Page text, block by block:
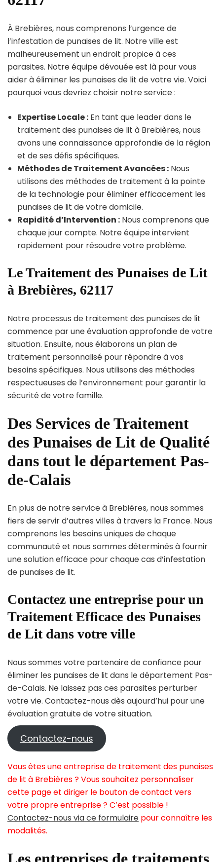
À Brebières, nous comprenons l’urgence de
l’infestation de punaises de lit. Notre ville est
malheureusement un endroit propice à ces
parasites. Notre équipe dévouée est là pour vous
aider à éliminer les punaises de lit de votre vie. Voici
pourquoi vous devriez choisir notre service :
Expertise Locale : En tant que leader dans le
traitement des punaises de lit à Brebières, nous
avons une connaissance approfondie de la région
et de ses défis spécifiques.
Méthodes de Traitement Avancées : Nous
utilisons des méthodes de traitement à la pointe
de la technologie pour éliminer efficacement les
punaises de lit de votre domicile.
Rapidité d’Intervention : Nous comprenons que
chaque jour compte. Notre équipe intervient
rapidement pour résoudre votre problème.
Le Traitement des Punaises de Lit
à Brebières, 62117
Notre processus de traitement des punaises de lit
commence par une évaluation approfondie de votre
situation. Ensuite, nous élaborons un plan de
traitement personnalisé pour répondre à vos
besoins spécifiques. Nous utilisons des méthodes
respectueuses de l’environnement pour garantir la
sécurité de votre famille.
Des Services de Traitement
des Punaises de Lit de Qualité
dans tout le département Pas-
de-Calais
En plus de notre service à Brebières, nous sommes
fiers de servir d’autres villes à travers la France. Nous
comprenons les besoins uniques de chaque
communauté et nous sommes déterminés à fournir
une solution efficace pour chaque cas d’infestation
de punaises de lit.
Contactez une entreprise pour un
Traitement Efficace des Punaises
de Lit dans votre ville
Nous sommes votre partenaire de confiance pour
éliminer les punaises de lit dans le département Pas-
de-Calais. Ne laissez pas ces parasites perturber
votre vie. Contactez-nous dès aujourd’hui pour une
évaluation gratuite de votre situation.
Contactez-nous
Vous êtes une entreprise de traitement des punaises
de lit à Brebières ? Vous souhaitez personnaliser
cette page et diriger le bouton de contact vers
votre propre entreprise ? C’est possible !
Contactez-nous via ce formulaire pour connaître les
modalités.